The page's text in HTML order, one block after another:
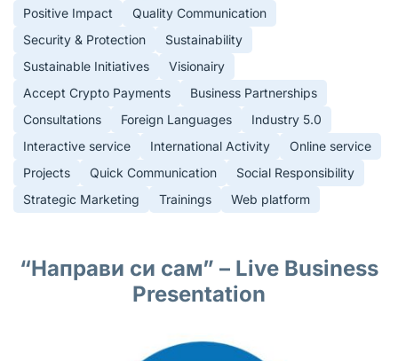
Positive Impact
Quality Communication
Security & Protection
Sustainability
Sustainable Initiatives
Visionairy
Accept Crypto Payments
Business Partnerships
Consultations
Foreign Languages
Industry 5.0
Interactive service
International Activity
Online service
Projects
Quick Communication
Social Responsibility
Strategic Marketing
Trainings Web platform
“Направи си сам” – Live Business
Presentation